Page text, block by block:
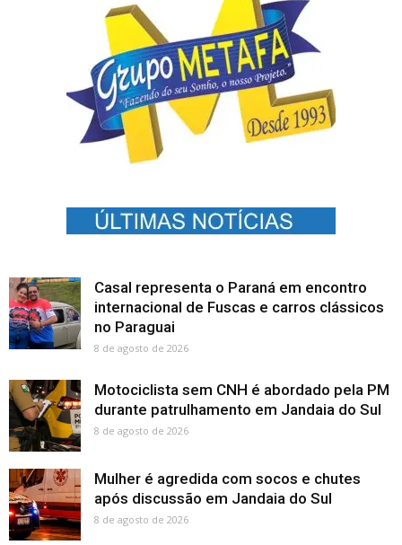
Casal representa o Paraná em encontro
internacional de Fuscas e carros clássicos
no Paraguai
8 de agosto de 2026
Motociclista sem CNH é abordado pela PM
durante patrulhamento em Jandaia do Sul
8 de agosto de 2026
Mulher é agredida com socos e chutes
após discussão em Jandaia do Sul
8 de agosto de 2026